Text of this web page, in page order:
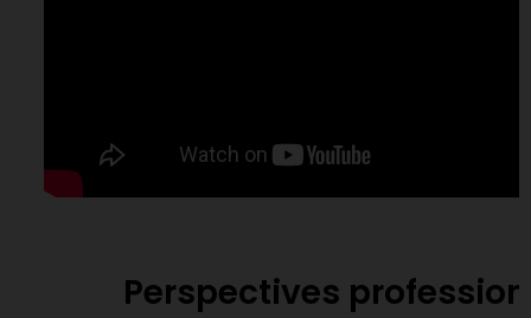
Perspectives